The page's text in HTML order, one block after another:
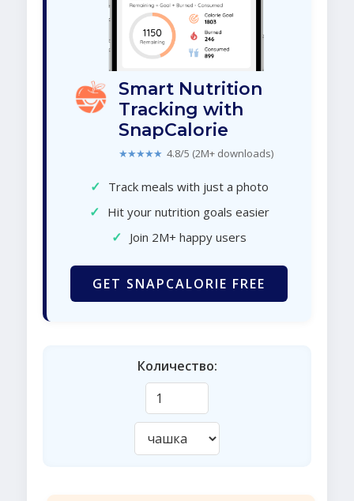
Smart Nutrition
Tracking with
SnapCalorie
★★★★★ 4.8/5 (2M+ downloads)
✓ Track meals with just a photo
✓ Hit your nutrition goals easier
✓ Join 2M+ happy users
GET SNAPCALORIE FREE
Количество: